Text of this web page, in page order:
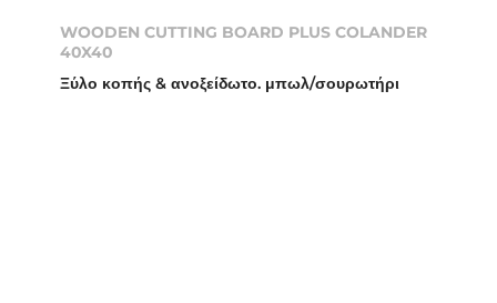
WOODEN CUTTING BOARD PLUS COLANDER
40X40
Ξύλο κοπής & ανοξείδωτο. μπωλ/σουρωτήρι